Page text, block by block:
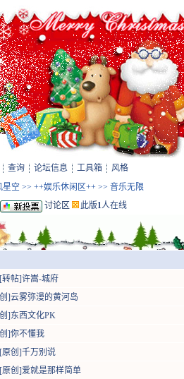
查询 论坛信息 工具箱
风格
星空 >> ++娱乐休闲区++ >> 音乐无限
讨论区
此版1人在线
[转帖]许嵩-城府
]云雾弥漫的黄河岛
]东西文化PK
]你不懂我
[原创]千万别说
[原创]爱就是那样简单